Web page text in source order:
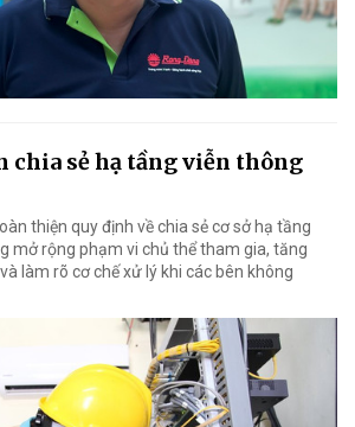
chia sẻ hạ tầng viễn thông
thiện quy định về chia sẻ cơ sở hạ tầng
mở rộng phạm vi chủ thể tham gia, tăng
làm rõ cơ chế xử lý khi các bên không